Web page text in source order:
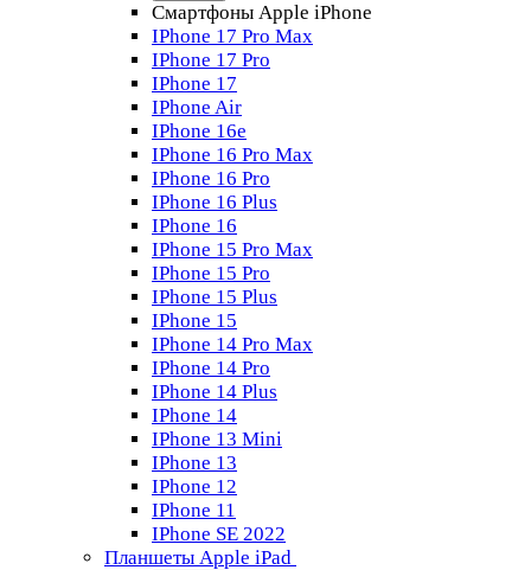
Смартфоны Apple iPhone
IPhone 17 Pro Max
IPhone 17 Pro
IPhone 17
IPhone Air
IPhone 16e
IPhone 16 Pro Max
IPhone 16 Pro
IPhone 16 Plus
IPhone 16
IPhone 15 Pro Max
IPhone 15 Pro
IPhone 15 Plus
IPhone 15
IPhone 14 Pro Max
IPhone 14 Pro
IPhone 14 Plus
IPhone 14
IPhone 13 Mini
IPhone 13
IPhone 12
IPhone 11
IPhone SE 2022
Планшеты Apple iPad